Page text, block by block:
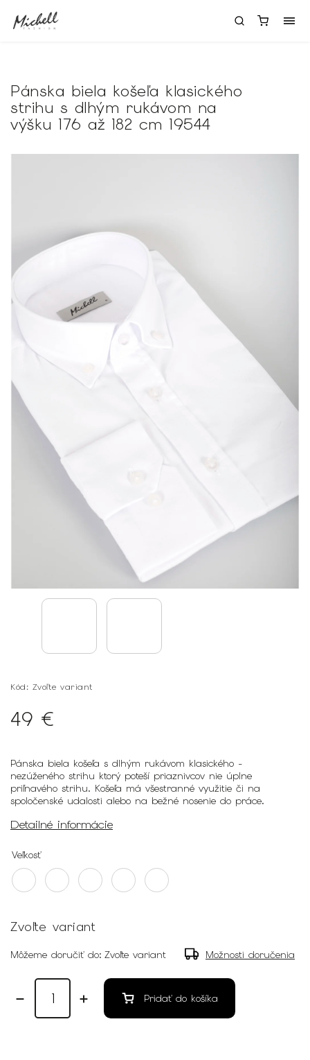
Pánska biela košeľa klasického
strihu s dlhým rukávom na
výšku 176 až 182 cm 19544
Kód: Zvoľte variant
49 €
Pánska biela košeľa s dlhým rukávom klasického -
nezúženého strihu ktorý poteší priaznivcov nie úplne
priľnavého strihu. Košeľa má všestranné využitie či na
spoločenské udalosti alebo na bežné nosenie do práce.
Detailné informácie
Veľkosť
Zvoľte variant
Môžeme doručiť do: Zvoľte variant Možnosti doručenia
Pridať do košíka